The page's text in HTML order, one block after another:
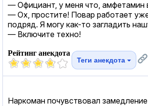
— Официант, у меня что, амфетамин
— Ох, простите! Повар работает
подряд. Я могу как-то загладить
— Включите техно!
Рейтинг анекдота
Теги анекдота
Наркоман почувствовал